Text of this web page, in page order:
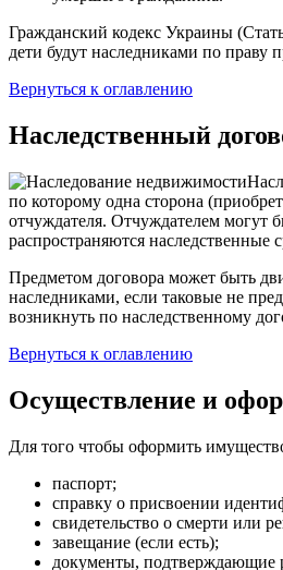
Гражданский кодекс Украины
дети будут наследниками по праву
Вернуться к оглавлению
Наследственный
по которому одна сторона
отчуждателя. Отчуждателем могут
распространяются наследственные
Предметом договора может быть
наследниками, если таковые не
возникнуть по наследственному
Вернуться к оглавлению
Осуществление и
Для того чтобы оформить
паспорт;
справку о присвоении
свидетельство о смерти или
завещание (если есть);
документы, подтверждающие